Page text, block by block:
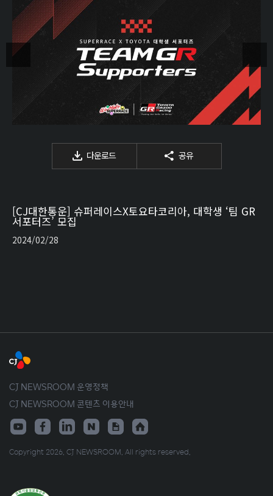
다운로드 공유
[CJ대한통운] 슈퍼레이스X토요타코리아, 대학생 ‘팀 GR
서포터즈’ 모집
2024/02/28
CJ NEWSROOM 운영정책
CJ NEWSROOM 콘텐츠 이용안내
Copyright 2026. CJ NEWSROOM. All rights reserved.